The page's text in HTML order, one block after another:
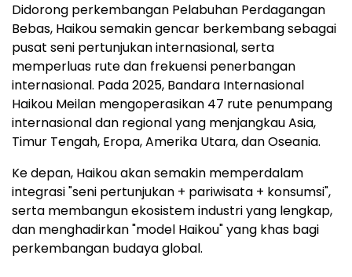
Didorong perkembangan Pelabuhan Perdagangan
Bebas, Haikou semakin gencar berkembang sebagai
pusat seni pertunjukan internasional, serta
memperluas rute dan frekuensi penerbangan
internasional. Pada 2025, Bandara Internasional
Haikou Meilan mengoperasikan 47 rute penumpang
internasional dan regional yang menjangkau Asia,
Timur Tengah, Eropa, Amerika Utara, dan Oseania.
Ke depan, Haikou akan semakin memperdalam
integrasi "seni pertunjukan + pariwisata + konsumsi",
serta membangun ekosistem industri yang lengkap,
dan menghadirkan "model Haikou" yang khas bagi
perkembangan budaya global.